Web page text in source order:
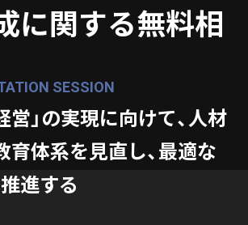
に関する無料相
SESSION
営」の実現に向けて、人材
育体系を見直し、最適な
進する